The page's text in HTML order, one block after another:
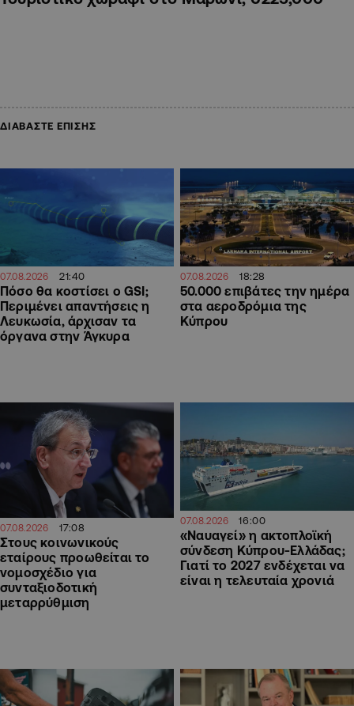
ΔΙΑΒΑΣΤΕ ΕΠΙΣΗΣ
07.08.2026 21:40
Πόσο θα κοστίσει ο GSI;
Περιμένει απαντήσεις η
Λευκωσία, άρχισαν τα
όργανα στην Άγκυρα
07.08.2026 18:28
50.000 επιβάτες την ημέρα
στα αεροδρόμια της
Κύπρου
07.08.2026 17:08
Στους κοινωνικούς
εταίρους προωθείται το
νομοσχέδιο για
συνταξιοδοτική
μεταρρύθμιση
07.08.2026 16:00
«Ναυαγεί» η ακτοπλοϊκή
σύνδεση Κύπρου-Ελλάδας;
Γιατί το 2027 ενδέχεται να
είναι η τελευταία χρονιά